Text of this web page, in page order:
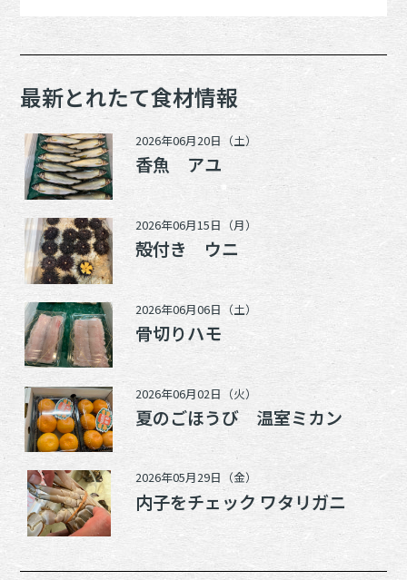
最新とれたて食材情報
2026年06月20日（土）
香魚 アユ
2026年06月15日（月）
殻付き ウニ
2026年06月06日（土）
骨切りハモ
2026年06月02日（火）
夏のごほうび 温室ミカン
2026年05月29日（金）
内子をチェック ワタリガニ